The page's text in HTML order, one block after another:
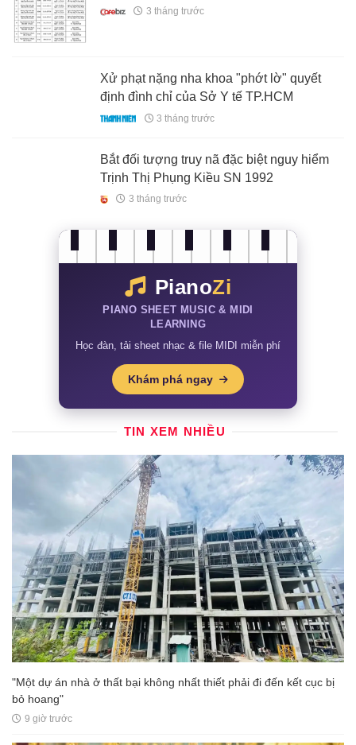
nguội theo Nghị định 168
3 tháng trước
Xử phạt nặng nha khoa "phớt lờ" quyết
định đình chỉ của Sở Y tế TP.HCM
3 tháng trước
Bắt đối tượng truy nã đặc biệt nguy hiểm
Trịnh Thị Phụng Kiều SN 1992
3 tháng trước
PianoZi
PIANO SHEET MUSIC & MIDI
LEARNING
Học đàn, tải sheet nhạc & file MIDI miễn phí
Khám phá ngay
TIN XEM NHIỀU
"Một dự án nhà ở thất bại không nhất thiết phải đi đến kết cục bị
bỏ hoang"
9 giờ trước